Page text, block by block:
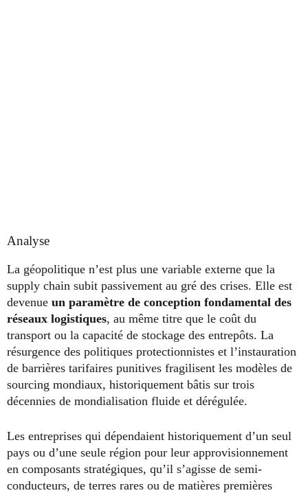
Analyse
La géopolitique n’est plus une variable externe que la
supply chain subit passivement au gré des crises. Elle est
devenue un paramètre de conception fondamental des
réseaux logistiques, au même titre que le coût du
transport ou la capacité de stockage des entrepôts. La
résurgence des politiques protectionnistes et l’instauration
de barrières tarifaires punitives fragilisent les modèles de
sourcing mondiaux, historiquement bâtis sur trois
décennies de mondialisation fluide et dérégulée.
Les entreprises qui dépendaient historiquement d’un seul
pays ou d’une seule région pour leur approvisionnement
en composants stratégiques, qu’il s’agisse de semi-
conducteurs, de terres rares ou de matières premières